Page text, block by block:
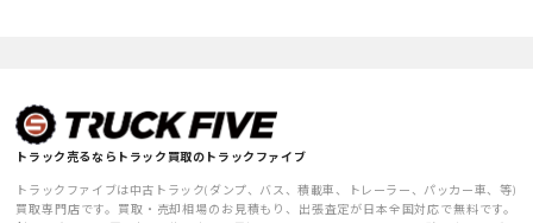
トラック売るならトラック買取のトラックファイブ
トラックファイブは中古トラック(ダンプ、バス、積載車、トレーラー、パッカー車、等)
買取専門店です。買取・売却相場のお見積もり、出張査定が日本全国対応で無料です。